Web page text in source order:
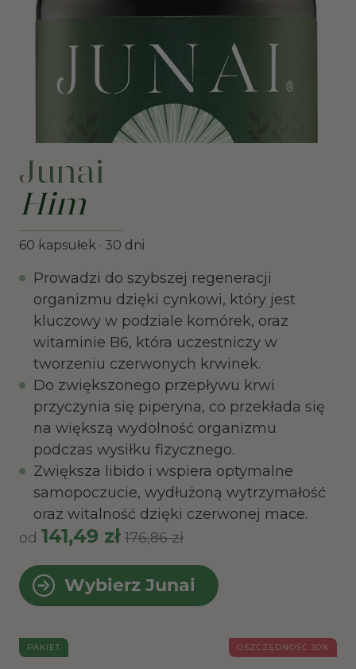
Junai
Him
60 kapsułek · 30 dni
Prowadzi do szybszej regeneracji
organizmu dzięki cynkowi, który jest
kluczowy w podziale komórek, oraz
witaminie B6, która uczestniczy w
tworzeniu czerwonych krwinek.
Do zwiększonego przepływu krwi
przyczynia się piperyna, co przekłada się
na większą wydolność organizmu
podczas wysiłku fizycznego.
Zwiększa libido i wspiera optymalne
samopoczucie, wydłużoną wytrzymałość
oraz witalność dzięki czerwonej mace.
od 141,49 zł 176,86 zł
Wybierz Junai
PAKIET OSZCZĘDNOŚĆ 30%